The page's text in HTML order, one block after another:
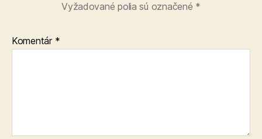
Vyžadované polia sú označené *
Komentár *